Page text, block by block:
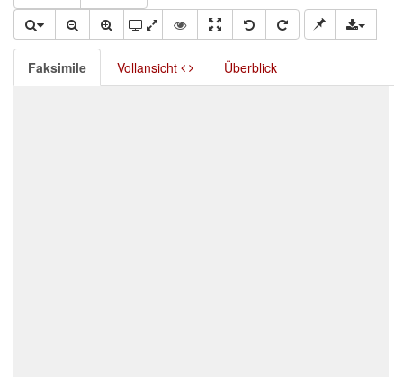
Faksimile Vollansicht Überblick